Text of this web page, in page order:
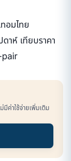
อมไทย
าห์ เทียบราคา
pair
ค่าใช้จ่ายเพิ่มเติม